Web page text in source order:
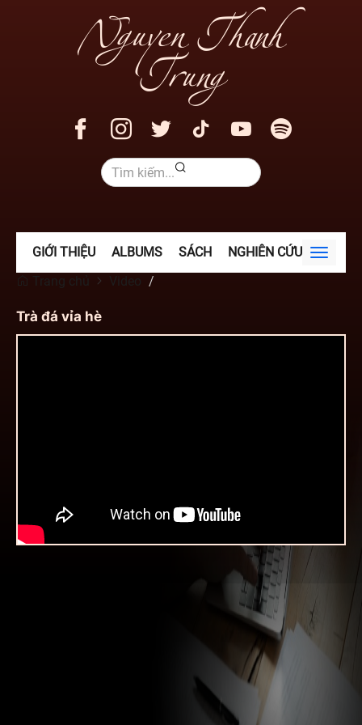
Nguyen Thanh
Trung
Trang chủ Video
Trà đá vỉa hè
GIỚI THIỆU ALBUMS SÁCH NGHIÊN CỨU VIDEO
Toggle